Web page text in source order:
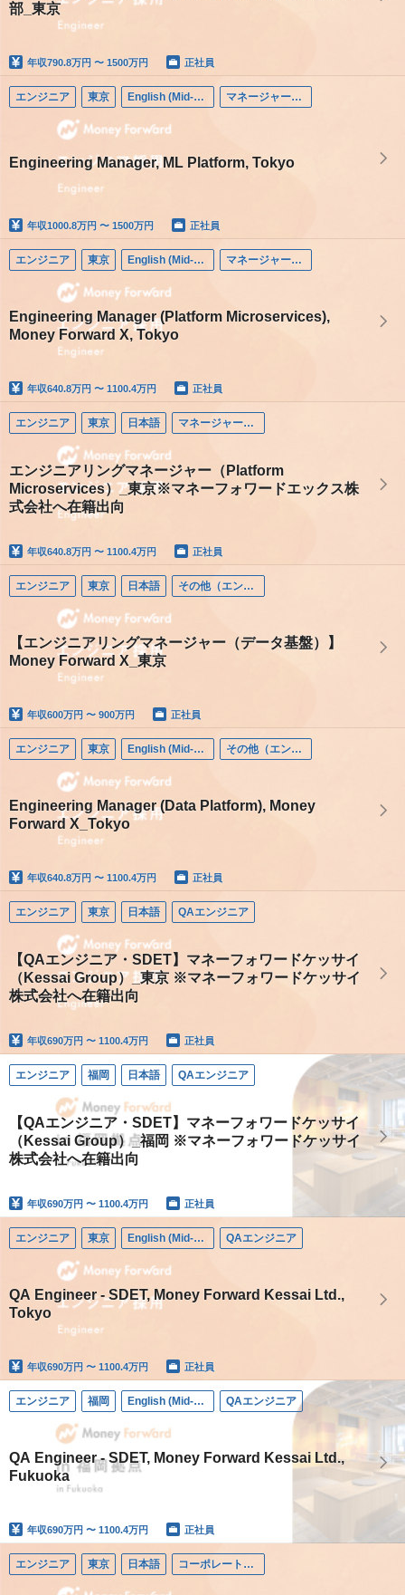
部_東京
年収790.8万円 〜 1500万円 正社員
エンジニア 東京 English (Mid-career) マネージャー（エンジニア）
Engineering Manager, ML Platform, Tokyo
年収1000.8万円 〜 1500万円 正社員
エンジニア 東京 English (Mid-career) マネージャー（エンジニア）
Engineering Manager (Platform Microservices),
Money Forward X, Tokyo
年収640.8万円 〜 1100.4万円 正社員
エンジニア 東京 日本語 マネージャー（エンジニア）
エンジニアリングマネージャー（Platform
Microservices）_東京※マネーフォワードエックス株
式会社へ在籍出向
年収640.8万円 〜 1100.4万円 正社員
エンジニア 東京 日本語 その他（エンジニア）
【エンジニアリングマネージャー（データ基盤）】
Money Forward X_東京
年収600万円 〜 900万円 正社員
エンジニア 東京 English (Mid-career) その他（エンジニア）
Engineering Manager (Data Platform), Money
Forward X_Tokyo
年収640.8万円 〜 1100.4万円 正社員
エンジニア 東京 日本語 QAエンジニア
【QAエンジニア・SDET】マネーフォワードケッサイ
（Kessai Group）_東京 ※マネーフォワードケッサイ
株式会社へ在籍出向
年収690万円 〜 1100.4万円 正社員
エンジニア 福岡 日本語 QAエンジニア
【QAエンジニア・SDET】マネーフォワードケッサイ
（Kessai Group）_福岡 ※マネーフォワードケッサイ
株式会社へ在籍出向
年収690万円 〜 1100.4万円 正社員
エンジニア 東京 English (Mid-career) QAエンジニア
QA Engineer - SDET, Money Forward Kessai Ltd.,
Tokyo
年収690万円 〜 1100.4万円 正社員
エンジニア 福岡 English (Mid-career) QAエンジニア
QA Engineer - SDET, Money Forward Kessai Ltd.,
Fukuoka
年収690万円 〜 1100.4万円 正社員
エンジニア 東京 日本語 コーポレートエンジニア